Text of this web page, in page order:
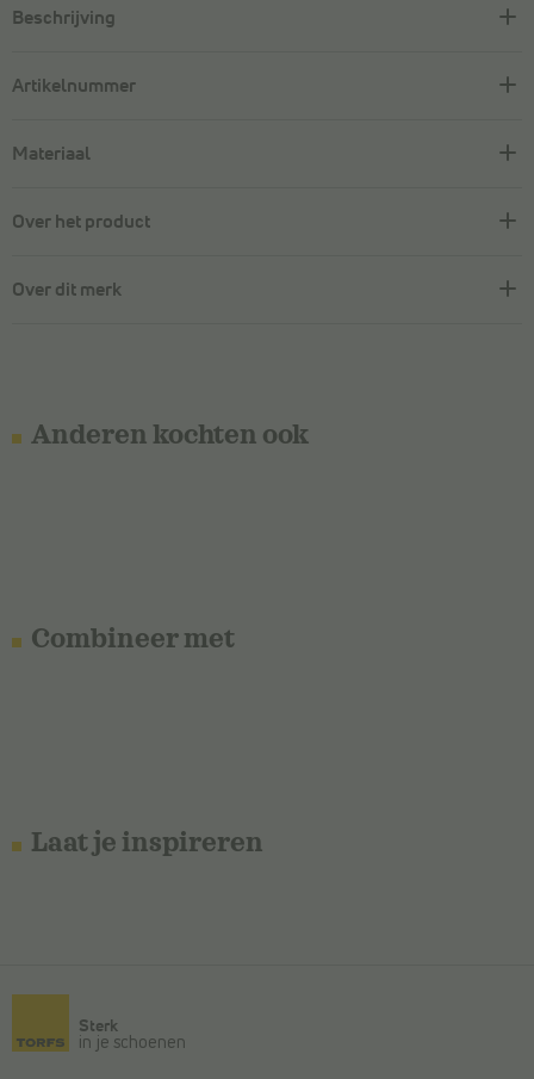
Beschrijving
Artikelnummer
Materiaal
Over het product
Over dit merk
Anderen kochten ook
Combineer met
Laat je inspireren
Sterk
in je schoenen